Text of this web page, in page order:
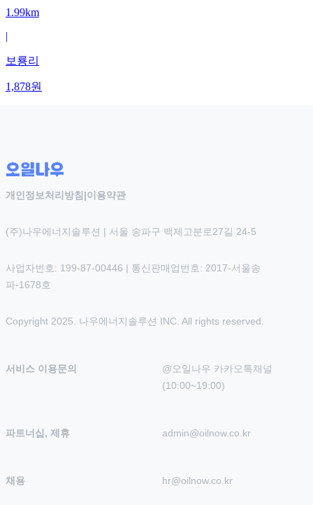
1.99km
|
보룡리
1,878원
개인정보처리방침 |이용약관
(주)나우에너지솔루션 | 서울 송파구 백제고분로27길 24-5
사업자번호: 199-87-00446 | 통신판매업번호: 2017-서울송
파-1678호
Copyright 2025. 나우에너지솔루션 INC. All rights reserved.
서비스 이용문의
@오일나우 카카오톡채널
(10:00~19:00)
파트너십, 제휴 admin@oilnow.co.kr
채용 hr@oilnow.co.kr